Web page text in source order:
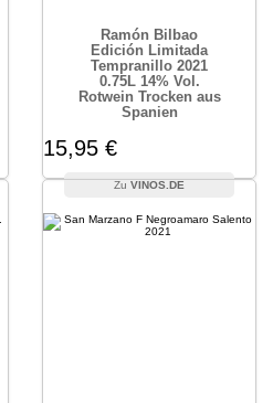
Ramón Bilbao
Edición Limitada
Tempranillo 2021
0.75L 14% Vol.
Rotwein Trocken aus
Spanien
15,95 €
VINOS.DE